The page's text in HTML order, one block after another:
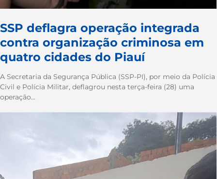
SSP deflagra operação integrada
contra organização criminosa em
quatro cidades do Piauí
A Secretaria da Segurança Pública (SSP-PI), por meio da Polícia
Civil e Polícia Militar, deflagrou nesta terça-feira (28) uma
operação...